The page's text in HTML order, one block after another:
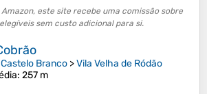
Amazon, este site recebe uma comissão sobre
sem custo adicional para si.
Castelo Branco >Vila Velha de Ródão
: 257 m